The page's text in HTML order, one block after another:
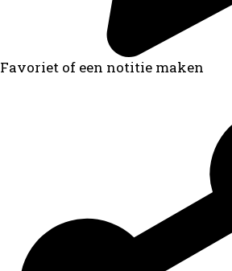
Favoriet of een notitie maken